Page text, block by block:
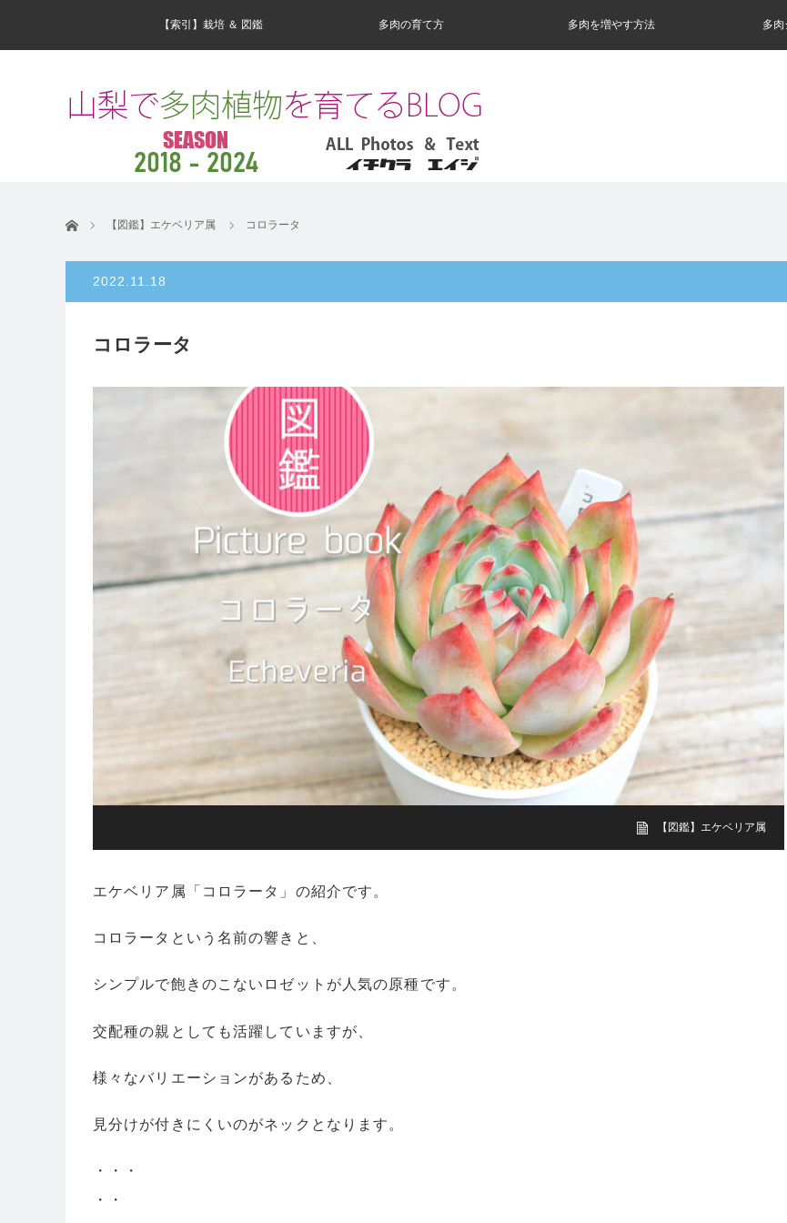
【索引】栽培 ＆ 図鑑 多肉の育て方 多肉を増やす方法 多
ホーム 【図鑑】エケベリア属 コロラータ
2022.11.18
コロラータ
【図鑑】エケベリア属
エケベリア属「コロラータ」の紹介です。
コロラータという名前の響きと、
シンプルで飽きのこないロゼットが人気の原種です。
交配種の親としても活躍していますが、
様々なバリエーションがあるため、
見分けが付きにくいのがネックとなります。
・・・
・・